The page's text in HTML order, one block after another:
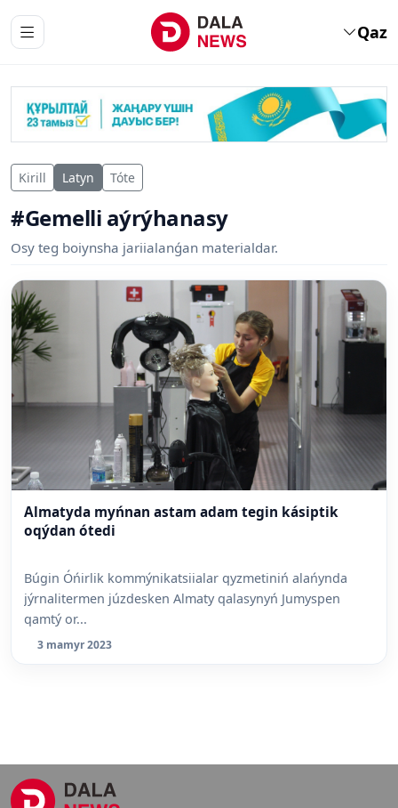
Qaz
Kirill Latyn Tóte
#Gemelli aýrýhanasy
Osy teg boiynsha jariialanǵan materialdar.
Almatyda myńnan astam adam tegin kásiptik
oqýdan ótedi
Búgin Óńirlik kommýnikatsiialar qyzmetiniń alańynda
jýrnalitermen júzdesken Almaty qalasynyń Jumyspen
qamtý or...
3 mamyr 2023